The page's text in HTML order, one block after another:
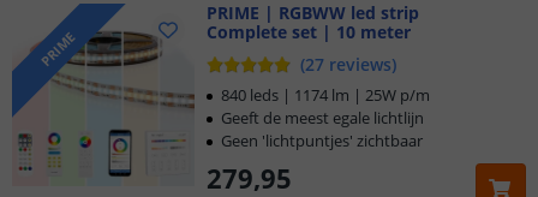
PRIME
PRIME | RGBWW led strip
Complete set | 10 meter
(27 reviews)
279,95
840 leds | 1174 lm | 25W p/m
Geeft de meest egale lichtlijn
Geen 'lichtpuntjes' zichtbaar